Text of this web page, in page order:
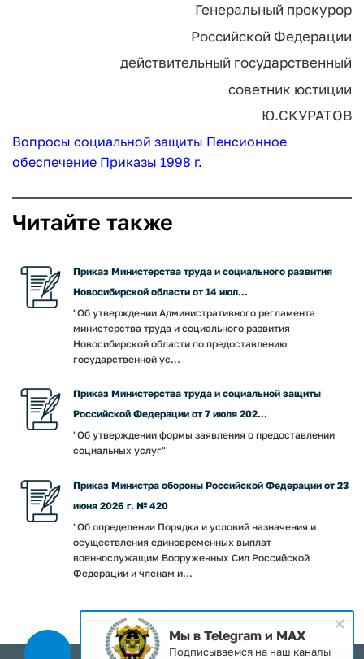
Генеральный прокурор
Российской Федерации
действительный государственный
советник юстиции
Ю.СКУРАТОВ
Вопросы социальной защиты Пенсионное
обеспечение Приказы 1998 г.
Читайте также
Приказ Министерства труда и социального развития
Новосибирской области от 14 июл...
"Об утверждении Административного регламента
министерства труда и социального развития
Новосибирской области по предоставлению
государственной ус...
Приказ Министерства труда и социальной защиты
Российской Федерации от 7 июля 202...
"Об утверждении формы заявления о предоставлении
социальных услуг"
Приказ Министра обороны Российской Федерации от 23
июня 2026 г. № 420
"Об определении Порядка и условий назначения и
осуществления единовременных выплат
военнослужащим Вооруженных Сил Российской
Федерации и членам и...
Мы в Telegram и MAX
Подписываемся на наш каналы